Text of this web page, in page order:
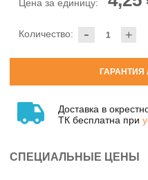
Цена за единицу:
- +
Количество:
Доставка в
ТК бесплатна при
СПЕЦИАЛЬНЫЕ ЦЕНЫ